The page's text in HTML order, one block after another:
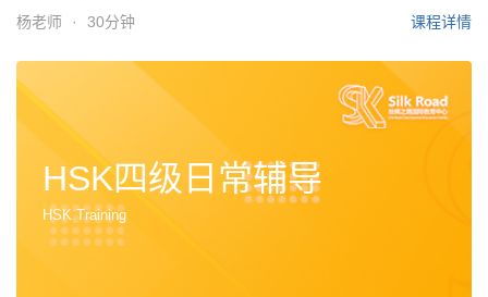
杨老师 · 30分钟 课程详情
HSK四级日常辅导
HSK Training